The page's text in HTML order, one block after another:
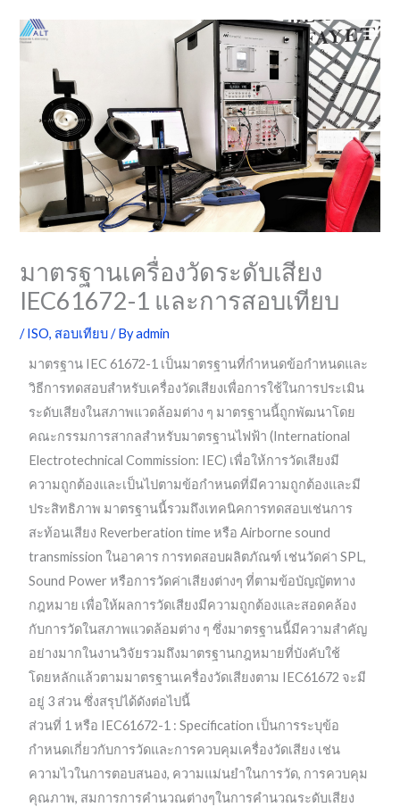
มาตรฐานเครื่องวัดระดับเสียง
IEC61672-1 และการสอบเทียบ
/ISO, สอบเทียบ/ Byadmin
มาตรฐาน IEC 61672-1 เป็นมาตรฐานที่กำหนดข้อกำหนดและ
วิธีการทดสอบสำหรับเครื่องวัดเสียงเพื่อการใช้ในการประเมิน
ระดับเสียงในสภาพแวดล้อมต่าง ๆ มาตรฐานนี้ถูกพัฒนาโดย
คณะกรรมการสากลสำหรับมาตรฐานไฟฟ้า (International
Electrotechnical Commission: IEC) เพื่อให้การวัดเสียงมี
ความถูกต้องและเป็นไปตามข้อกำหนดที่มีความถูกต้องและมี
ประสิทธิภาพ มาตรฐานนี้รวมถึงเทคนิคการทดสอบเช่นการ
สะท้อนเสียง Reverberation time หรือ Airborne sound
transmission ในอาคาร การทดสอบผลิตภัณฑ์ เช่นวัดค่า SPL,
Sound Power หรือการวัดค่าเสียงต่างๆ ที่ตามข้อบัญญัตทาง
กฎหมาย เพื่อให้ผลการวัดเสียงมีความถูกต้องและสอดคล้อง
กับการวัดในสภาพแวดล้อมต่าง ๆ ซึ่งมาตรฐานนี้มีความสำคัญ
อย่างมากในงานวิจัยรวมถึงมาตรฐานกฎหมายที่บังคับใช้
โดยหลักแล้วตามมาตรฐานเครื่องวัดเสียงตาม IEC61672 จะมี
อยู่ 3 ส่วน ซึ่งสรุปได้ดังต่อไปนี้
ส่วนที่ 1 หรือ IEC61672-1 : Specification เป็นการระบุข้อ
กำหนดเกี่ยวกับการวัดและการควบคุมเครื่องวัดเสียง เช่น
ความไวในการตอบสนอง, ความแม่นยำในการวัด, การควบคุม
คุณภาพ, สมการการคำนวณต่างๆในการคำนวณระดับเสียง